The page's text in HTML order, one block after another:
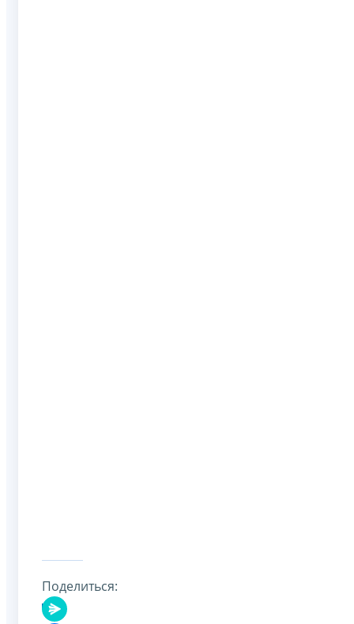
Поделиться: